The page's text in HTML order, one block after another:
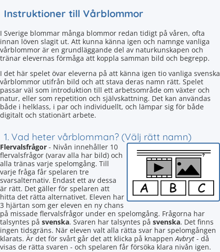
Instruktioner till Vårblommor
I Sverige blommar många blommor redan tidigt på våren, ofta
innan löven slagit ut. Att kunna känna igen och namnge vanliga
vårblommor är en grundläggande del av naturkunskapen och
tränar elevernas förmåga att koppla samman bild och begrepp.
I det här spelet övar eleverna på att känna igen tio vanliga svenska
vårblommor utifrån bild och att stava deras namn rätt. Spelet
passar väl som introduktion till ett arbetsområde om växter och
natur, eller som repetition och självskattning. Det kan användas
både i helklass, i par och individuellt, och lämpar sig för både
digitalt och stationärt arbete.
1. Vad heter vårblomman? (Välj rätt namn)
Flervalsfrågor - Nivån innehåller 10
flervalsfrågor (varav alla har bild) och
alla tränas varje spelomgång. Till
varje fråga får spelaren tre
svarsalternativ. Endast ett av dessa
är rätt. Det gäller för spelaren att
hitta det rätta alternativet. Eleven har
3 hjärtan som ger eleven en ny chans
på missade flervalsfrågor under en spelomgång. Frågorna har
talsyntes på svenska. Svaren har talsyntes på svenska. Det finns
ingen tidsgräns. När eleven valt alla rätta svar har spelomgången
klarats. Är det för svårt går det att klicka på knappenAvbryt - då
visas de rätta svaren - och spelaren får försöka klara nivån igen.